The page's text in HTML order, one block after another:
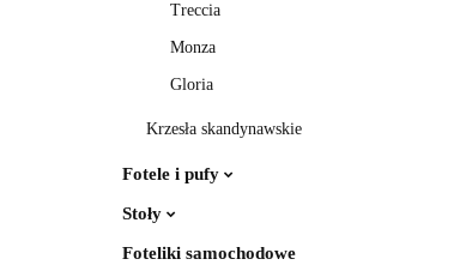
Treccia
Monza
Gloria
Krzesła skandynawskie
Fotele i pufy
Stoły
Foteliki samochodowe